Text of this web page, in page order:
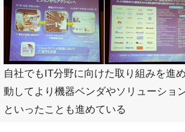
自社でもIT分野に向けた取り組みを進
動してより機器ベンダやソリューショ
といったことも進めている